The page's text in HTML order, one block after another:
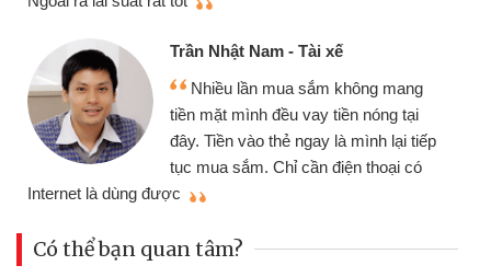
Tài xế
sắm không mang
vay tiền nóng tại
ngay là mình lại tiếp
cần điện thoại có
Cấn Văn Lực - Tạp
nhiều lúc cần vốn
đến website qua bạn
đã giải quyết được
Có thể bạn quan tâm?